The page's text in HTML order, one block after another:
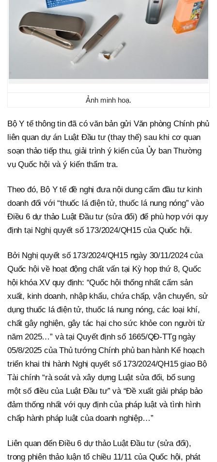
Ảnh minh hoạ.
Bộ Y tế thông tin đã có văn bản gửi Văn phòng Chính phủ
liên quan dự án Luật Đầu tư (thay thế) sau khi cơ quan
soạn thảo tiếp thu, giải trình ý kiến của Ủy ban Thường
vụ Quốc hội và ý kiến thẩm tra.
Theo đó, Bộ Y tế đề nghị đưa nội dung cấm đầu tư kinh
doanh đối với “thuốc lá điện tử, thuốc lá nung nóng” vào
Điều 6 dự thảo Luật Đầu tư (sửa đổi) để phù hợp với quy
định tại Nghị quyết số 173/2024/QH15 của Quốc hội.
Bởi Nghị quyết số 173/2024/QH15 ngày 30/11/2024 của
Quốc hội về hoạt động chất vấn tại Kỳ họp thứ 8, Quốc
hội khóa XV quy định: “Quốc hội thống nhất cấm sản
xuất, kinh doanh, nhập khẩu, chứa chấp, vận chuyển, sử
dụng thuốc lá điện tử, thuốc lá nung nóng, các loại khí,
chất gây nghiện, gây tác hại cho sức khỏe con người từ
năm 2025…” và tại Quyết định số 1665/QĐ-TTg ngày
05/8/2025 của Thủ tướng Chính phủ ban hành Kế hoạch
triển khai thi hành Nghị quyết số 173/2024/QH15 giao Bộ
Tài chính “rà soát và xây dựng Luật sửa đổi, bổ sung
một số điều của Luật Đầu tư” và “Đề xuất giải pháp bảo
đảm thống nhất với quy định của pháp luật và tình hình
chấp hành pháp luật của doanh nghiệp…”
Liên quan đến Điều 6 dự thảo Luật Đầu tư (sửa đổi),
trong phiên thảo luận tổ chiều 11/11 của Quốc hội, phát